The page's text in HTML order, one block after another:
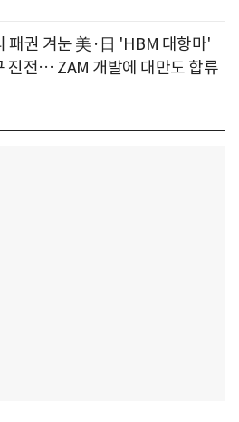
패권 겨눈 美·日 'HBM 대항마'
진전… ZAM 개발에 대만도 합류